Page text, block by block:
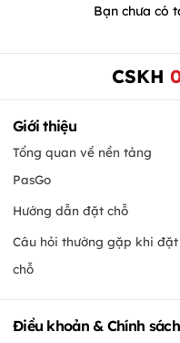
Bạn chưa có
CSKH
Giới thiệu
Tổng quan về nền tảng
PasGo
Hướng dẫn đặt chỗ
Câu hỏi thường gặp khi đặt
chỗ
Điều khoản & Chính sách